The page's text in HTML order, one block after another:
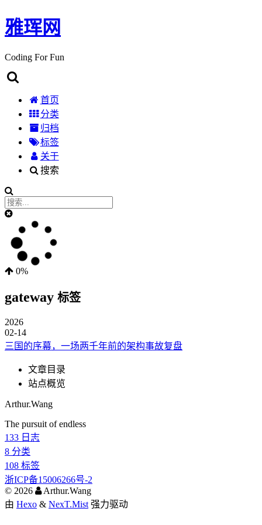
雅珲网
Coding For Fun
首页
分类
归档
标签
关于
搜索
0%
gateway 标签
2026
02-14
三国的序幕，一场两千年前的架构事故复盘
文章目录
站点概览
Arthur.Wang
The pursuit of endless
133 日志
8 分类
108 标签
浙ICP备15006266号-2
© 2026
Arthur.Wang
由 Hexo & NexT.Mist 强力驱动